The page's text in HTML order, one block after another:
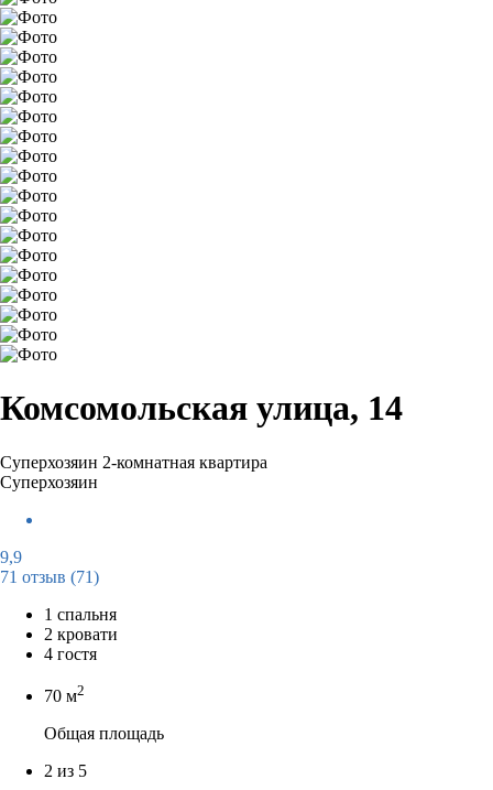
Комсомольская улица, 14
Суперхозяин 2-комнатная квартира
Суперхозяин
9,9
71 отзыв (71)
1 спальня
2 кровати
4 гостя
70 м2
Общая площадь
2 из 5